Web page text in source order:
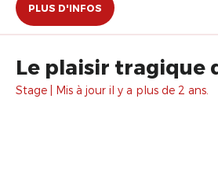
PLUS D'INFOS
Le plaisir tragique
Stage | Mis à jour il y a plus de 2 ans.